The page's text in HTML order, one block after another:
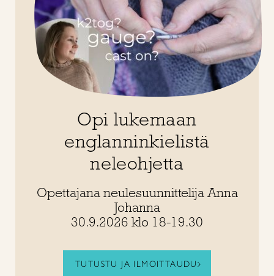
Opi lukemaan
englanninkielistä
neleohjetta
Opettajana neulesuunnittelija Anna
Johanna
30.9.2026 klo 18-19.30
TUTUSTU JA ILMOITTAUDU